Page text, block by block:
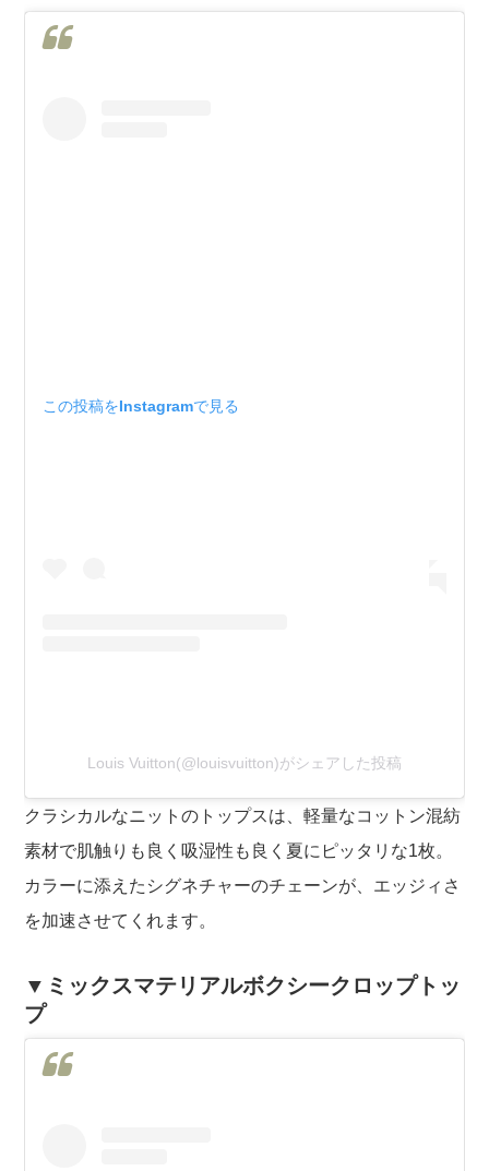
この投稿をInstagramで見る
Louis Vuitton(@louisvuitton)がシェアした投稿
クラシカルなニットのトップスは、軽量なコットン混紡
素材で肌触りも良く吸湿性も良く夏にピッタリな1枚。
カラーに添えたシグネチャーのチェーンが、エッジィさ
を加速させてくれます。
▼ミックスマテリアルボクシークロップトッ
プ